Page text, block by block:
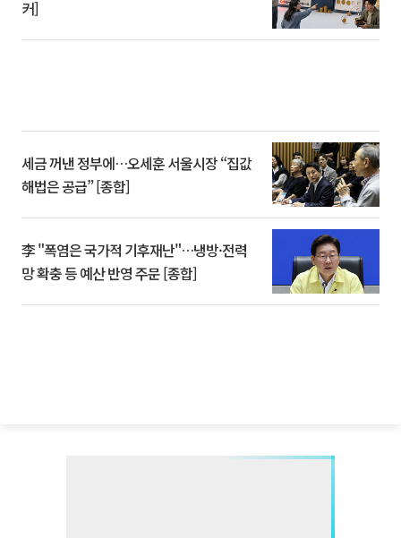
커]
세금 꺼낸 정부에…오세훈 서울시장 “집값
해법은 공급” [종합]
李 "폭염은 국가적 기후재난"…냉방·전력
망 확충 등 예산 반영 주문 [종합]